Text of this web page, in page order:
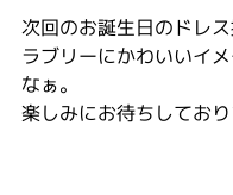
次回のお誕生日のドレ
ラブリーにかわいいイ
なぁ。
楽しみにお待ちしており